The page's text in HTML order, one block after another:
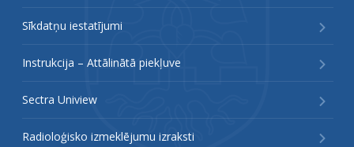
Sīkdatņu iestatījumi
Instrukcija – Attālinātā piekļuve
Sectra Uniview
Radioloģisko izmeklējumu izraksti